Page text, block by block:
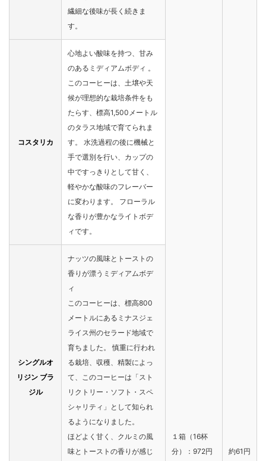
繊細な後味が長く続きま
す。
１箱（16杯
分）：972円
約61円
コスタリカ
心地よい酸味を持つ、甘み
のあるミディアムボディ 。
このコーヒーは、土壌や天
候が理想的な栽培条件をも
たらす、標高1,500メートル
のタラス地域で育てられま
す。 水洗過程の後に機械と
手で選別を行い、カップの
中ですっきりとして甘く、
軽やかな酸味のフレーバー
に変わります。 フローラル
な香りが豊かなライトボデ
ィです。
シングルオ
リジン ブラ
ジル
ナッツの風味とトーストの
香りが漂うミディアムボデ
ィ
このコーヒーは、標高800
メートルにあるミナスジェ
ライス州のセラード地域で
育ちました。 慎重に行われ
る栽培、収穫、精製によっ
て、このコーヒーは「スト
リクトリー・ソフト・スペ
シャリティ」として知られ
るようになりました。
ほどよく甘く、クルミの風
味とトーストの香りが感じ